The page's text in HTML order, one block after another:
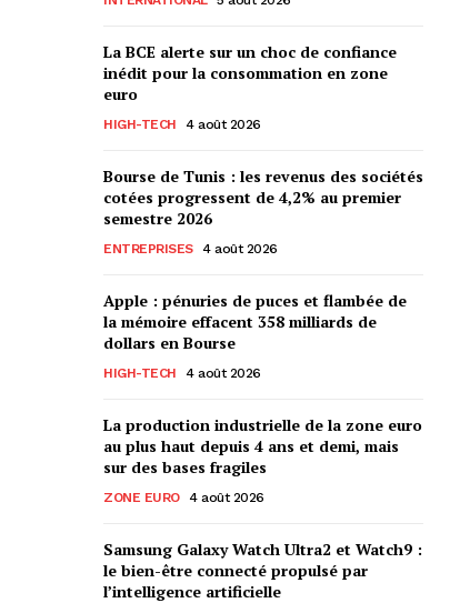
La BCE alerte sur un choc de confiance
inédit pour la consommation en zone
euro
HIGH-TECH 4 août 2026
Bourse de Tunis : les revenus des sociétés
cotées progressent de 4,2% au premier
semestre 2026
ENTREPRISES 4 août 2026
Apple : pénuries de puces et flambée de
la mémoire effacent 358 milliards de
dollars en Bourse
HIGH-TECH 4 août 2026
La production industrielle de la zone euro
au plus haut depuis 4 ans et demi, mais
sur des bases fragiles
ZONE EURO 4 août 2026
Samsung Galaxy Watch Ultra2 et Watch9 :
le bien-être connecté propulsé par
l’intelligence artificielle